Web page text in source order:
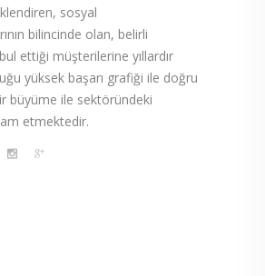
sosyal
bilincinde olan, belirli
ettiği müşterilerine yıllardır
yüksek başarı grafiği ile doğru
büyüme ile sektöründeki
etmektedir.